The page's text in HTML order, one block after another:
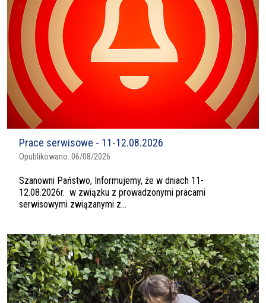
Prace serwisowe - 11-12.08.2026
Opublikowano: 06/08/2026
Szanowni Państwo, Informujemy, że w dniach 11-
12.08.2026r. w związku z prowadzonymi pracami
serwisowymi związanymi z...